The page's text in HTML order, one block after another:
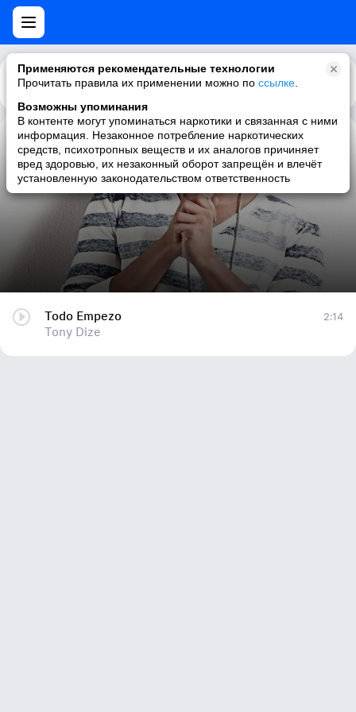
Применяются рекомендательные технологии
Прочитать правила их применении можно по ссылке
Возможны упоминания
В контенте могут упоминаться наркотики и связанная с ними
информация. Незаконное потребление наркотических
средств, психотропных веществ и их аналогов причиняет
вред здоровью, их незаконный оборот запрещён и влечёт
установленную законодательством ответственность
Каталог Рекомендации
Todo Empezo
Tony Dize
Todo Empezo
Tony Dize
2:14